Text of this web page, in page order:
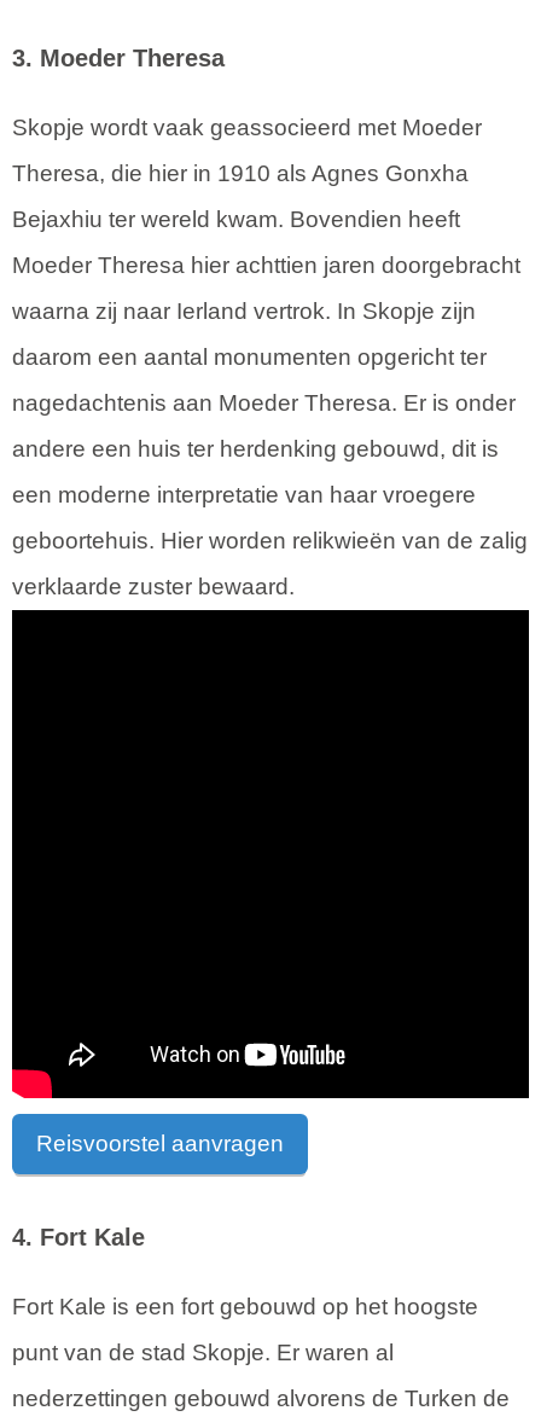
3. Moeder Theresa
Skopje wordt vaak geassocieerd met Moeder
Theresa, die hier in 1910 als Agnes Gonxha
Bejaxhiu ter wereld kwam. Bovendien heeft
Moeder Theresa hier achttien jaren doorgebracht
waarna zij naar Ierland vertrok. In Skopje zijn
daarom een aantal monumenten opgericht ter
nagedachtenis aan Moeder Theresa. Er is onder
andere een huis ter herdenking gebouwd, dit is
een moderne interpretatie van haar vroegere
geboortehuis. Hier worden relikwieën van de zalig
verklaarde zuster bewaard.
Reisvoorstel aanvragen
4. Fort Kale
Fort Kale is een fort gebouwd op het hoogste
punt van de stad Skopje. Er waren al
nederzettingen gebouwd alvorens de Turken de